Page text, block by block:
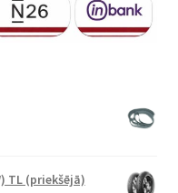
TL (priekšējā)